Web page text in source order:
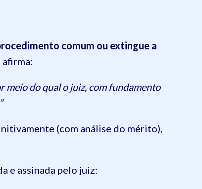
comum ou extingue a
afirma:
meio do qual o juiz, com fundamento
(com análise do mérito),
e assinada pelo juiz: